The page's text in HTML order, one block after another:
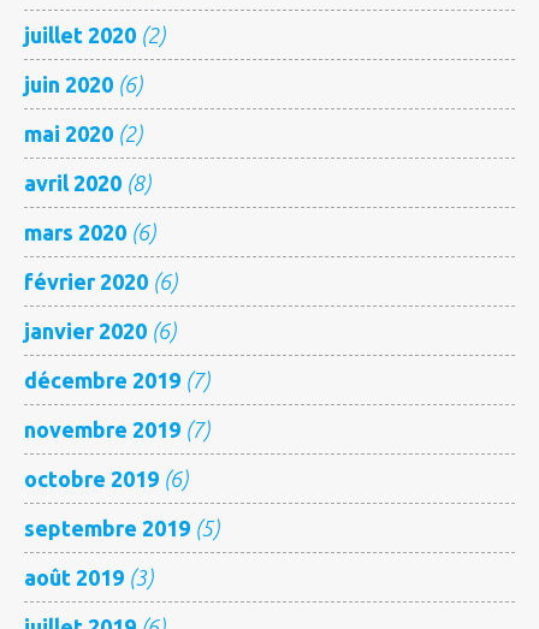
juillet 2020 (2)
juin 2020 (6)
mai 2020 (2)
avril 2020 (8)
mars 2020 (6)
février 2020 (6)
janvier 2020 (6)
décembre 2019 (7)
novembre 2019 (7)
octobre 2019 (6)
septembre 2019 (5)
août 2019 (3)